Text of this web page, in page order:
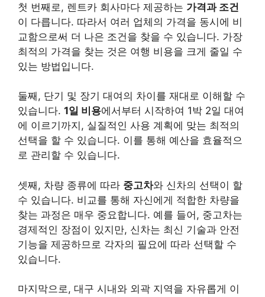
첫 번째로, 렌트카 회사마다 제공하는 가격과 조건
이 다릅니다. 따라서 여러 업체의 가격을 동시에 비
교함으로써 더 나은 조건을 찾을 수 있습니다. 가장
최적의 가격을 찾는 것은 여행 비용을 크게 줄일 수
있는 방법입니다.
둘째, 단기 및 장기 대여의 차이를 재대로 이해할 수
있습니다. 1일 비용에서부터 시작하여 1박 2일 대여
에 이르기까지, 실질적인 사용 계획에 맞는 최적의
선택을 할 수 있습니다. 이를 통해 예산을 효율적으
로 관리할 수 있습니다.
셋째, 차량 종류에 따라 중고차와 신차의 선택이 할
수 있습니다. 비교를 통해 자신에게 적합한 차량을
찾는 과정은 매우 중요합니다. 예를 들어, 중고차는
경제적인 장점이 있지만, 신차는 최신 기술과 안전
기능을 제공하므로 각자의 필요에 따라 선택할 수
있습니다.
마지막으로, 대구 시내와 외곽 지역을 자유롭게 이